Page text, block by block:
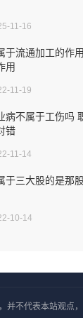
11-16
于流通加工的作
用
11-19
病不属于工伤吗
错
11-14
于三大股的是那
10-14
并不代表本站观点